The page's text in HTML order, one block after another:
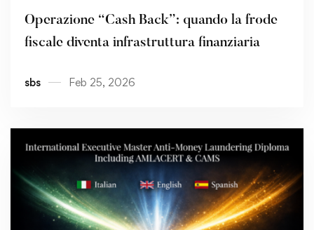
Operazione “Cash Back”: quando la frode
fiscale diventa infrastruttura finanziaria
sbs Feb 25, 2026